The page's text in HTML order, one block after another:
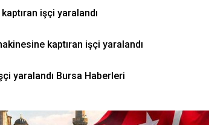
işçi yaralandı
kaptıran işçi yaralandı
yaralandı Bursa Haberleri